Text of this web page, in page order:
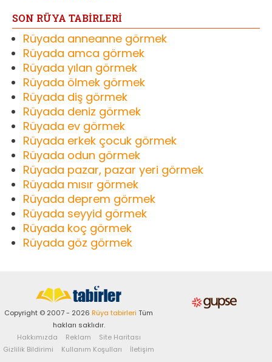
SON RÜYA TABİRLERİ
Rüyada anneanne görmek
Rüyada amca görmek
Rüyada yılan görmek
Rüyada ölmek görmek
Rüyada diş görmek
Rüyada deniz görmek
Rüyada ev görmek
Rüyada erkek çocuk görmek
Rüyada odun görmek
Rüyada pazar, pazar yeri görmek
Rüyada mısır görmek
Rüyada deprem görmek
Rüyada seyyid görmek
Rüyada koç görmek
Rüyada göz görmek
Copyright © 2007 - 2026 Rüya tabirleri Tüm
hakları saklıdır.
Hakkımızda
Reklam
Site Haritası
Gizlilik Bildirimi
Kullanım Koşulları İletişim